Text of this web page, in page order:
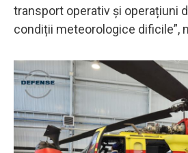
transport operativ și operațiuni
condiții meteorologice dificile”,